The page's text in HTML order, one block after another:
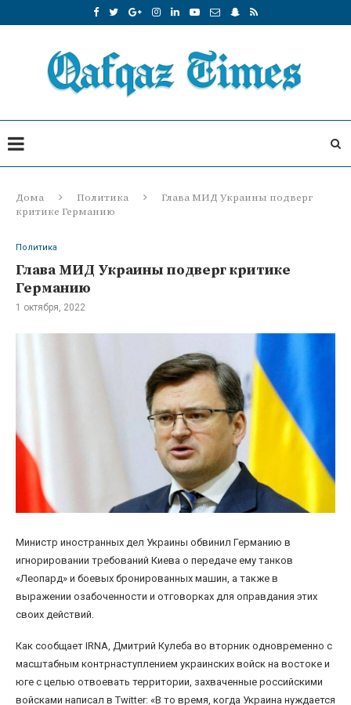
Дома Политика
Глава МИД Украины подверг
критике Германию
Политика
Глава МИД Украины подверг критике
Германию
1 октября, 2022
Министр иностранных дел Украины обвинил Германию в
игнорировании требований Киева о передаче ему танков
«Леопард» и боевых бронированных машин, а также в
выражении озабоченности и отговорках для оправдания этих
своих действий.
Как сообщает IRNA, Дмитрий Кулеба во вторник одновременно с
масштабным контрнаступлением украинских войск на востоке и
юге с целью отвоевать территории, захваченные российскими
войсками написал в Twitter: «В то время, когда Украина нуждается